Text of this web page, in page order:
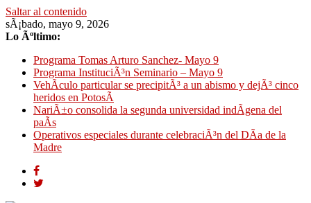
Saltar al contenido
sÃ¡bado, mayo 9, 2026
Lo Ãºltimo:
Programa Tomas Arturo Sanchez- Mayo 9
Programa InstituciÃ³n Seminario – Mayo 9
VehÃ­culo particular se precipitÃ³ a un abismo y dejÃ³ cinco
heridos en PotosÃ­
NariÃ±o consolida la segunda universidad indÃ­gena del
paÃ­s
Operativos especiales durante celebraciÃ³n del DÃ­a de la
Madre